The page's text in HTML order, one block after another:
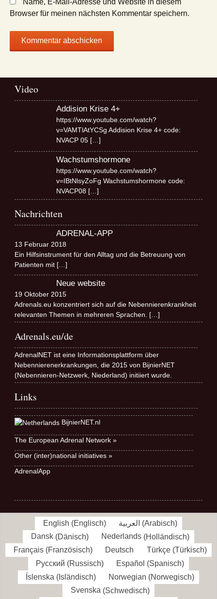
Name, E-Mail-Adresse und Website in diesem
Browser für meinen nächsten Kommentar speichern.
Video
Addision Krise 4+
https://www.youtube.com/watch?
v=VAMTlAtYCSg Addision Krise 4+ code:
NVACP 05[…]
Wachstumshormone
https://www.youtube.com/watch?
v=IBtNlsyZoFg Wachstumshormone code:
NVACP08 […]
Nachrichten
ADRENAL-APP
13 Februar 2018
Ein Hilfsinstrument für den Alltag und die Betreuung von
Patienten mit […]
Neue website
19 Oktober 2015
Adrenals.eu konzentriert sich auf die Nebennierenkrankheit
relevanten Themen in mehreren Sprachen. […]
Adrenals.eu/de
AdrenalNET ist eine Informationsplattform über
Nebennierenerkrankungen, die 2015 von BijnierNET
(Nebennieren-Netzwerk, Niederland) initiiert wurde.
Links
BijnierNET.nl
The European Adrenal Network »
Other (inter)national initiatives »
AdrenalApp
English (Englisch) العربية (Arabisch)
Dansk(Dänisch) Nederlands(Holländisch)
Français(Französisch) Deutsch Türkçe(Türkisch)
Русский (Russisch) Español (Spanisch)
Íslenska ( Isländisch) Norwegian (Norwegisch)
Svenska (Schwedisch)